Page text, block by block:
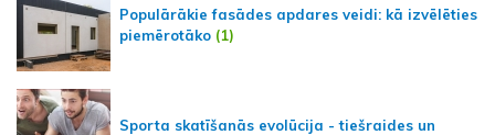
Populārākie fasādes apdares veidi: kā izvēlēties
piemērotāko (1)
Sporta skatīšanās evolūcija - tiešraides un